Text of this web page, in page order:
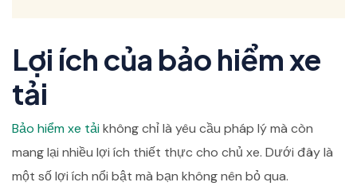
Lợi ích của bảo hiểm xe
tải
Bảo hiểm xe tảikhông chỉ là yêu cầu pháp lý mà còn
mang lại nhiều lợi ích thiết thực cho chủ xe. Dưới đây là
một số lợi ích nổi bật mà bạn không nên bỏ qua.